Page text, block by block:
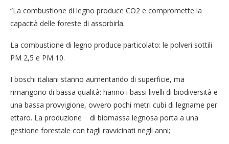
“La combustione di legno produce CO2 e compromette la
capacità delle foreste di assorbirla.
La combustione di legno produce particolato: le polveri sottili
PM 2,5 e PM 10.
I boschi italiani stanno aumentando di superficie, ma
rimangono di bassa qualità: hanno i bassi livelli di biodiversità e
una bassa provvigione, ovvero pochi metri cubi di legname per
ettaro. La produzione di biomassa legnosa porta a una
gestione forestale con tagli ravvicinati negli anni;